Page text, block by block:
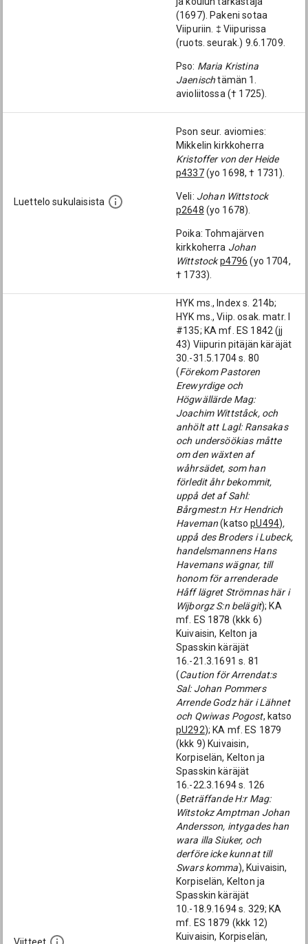
(1697). Pakeni sotaa
Viipuriin. ‡ Viipurissa
(ruots. seurak.) 9.6.1709.
Pso: Maria Kristina
Jaenischtämän 1.
avioliitossa († 1725).
Luettelo sukulaisista
Pson seur. aviomies:
Mikkelin kirkkoherra
Kristoffer von der Heide
p4337(yo 1698, † 1731).
Veli: Johan Wittstock
p2648 (yo 1678).
Poika: Tohmajärven
kirkkoherra Johan
Wittstock p4796 (yo 1704,
† 1733).
HYK ms., Index s. 214b;
HYK ms., Viip. osak. matr. I
#135; KA mf. ES 1842 (jj
43) Viipurin pitäjän käräjät
30.-31.5.1704 s. 80
(Förekom Pastoren
Erewyrdige och
Högwällärde Mag:
Joachim Wittståck, och
anhölt att Lagl: Ransakas
och undersöökias måtte
om den wäxten af
wåhrsädet, som han
förledit åhr bekommit,
uppå det af Sahl:
Bårgmest:n H:r Hendrich
Haveman(katsopU494),
uppå des Broders i Lubeck,
handelsmannens Hans
Havemans wägnar, till
honom för arrenderade
Håff lägret Strömnas här i
Wijborgz S:n belägit); KA
mf. ES 1878 (kkk 6)
Kuivaisin, Kelton ja
Spasskin käräjät
16.-21.3.1691 s. 81
(Caution för Arrendat:s
Sal: Johan Pommers
Arrende Godz här i Lähnet
och Qwiwas Pogost, katso
pU292); KA mf. ES 1879
(kkk 9) Kuivaisin,
Korpiselän, Kelton ja
Spasskin käräjät
16.-22.3.1694 s. 126
(Beträffande H:r Mag:
Witstokz Amptman Johan
Andersson, intygades han
wara illa Siuker, och
derföre icke kunnat till
Swars komma), Kuivaisin,
Korpiselän, Kelton ja
Spasskin käräjät
10.-18.9.1694 s. 329; KA
mf. ES 1879 (kkk 12)
Kuivaisin, Korpiselän,